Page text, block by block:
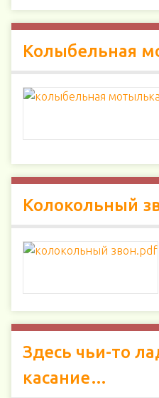
Колыбельная
Колокольный
Здесь чьи-то
касание…